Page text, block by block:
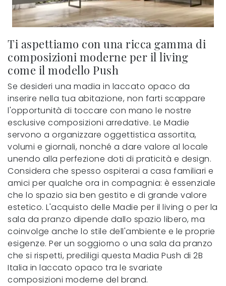
Ti aspettiamo con una ricca gamma di
composizioni moderne per il living
come il modello Push
Se desideri una madia in laccato opaco da
inserire nella tua abitazione, non farti scappare
l'opportunità di toccare con mano le nostre
esclusive composizioni arredative. Le Madie
servono a organizzare oggettistica assortita,
volumi e giornali, nonché a dare valore al locale
unendo alla perfezione doti di praticità e design.
Considera che spesso ospiterai a casa familiari e
amici per qualche ora in compagnia: è essenziale
che lo spazio sia ben gestito e di grande valore
estetico. L'acquisto delle Madie per il living o per la
sala da pranzo dipende dallo spazio libero, ma
coinvolge anche lo stile dell'ambiente e le proprie
esigenze. Per un soggiorno o una sala da pranzo
che si rispetti, prediligi questa Madia Push di 2B
Italia in laccato opaco tra le svariate
composizioni moderne del brand.